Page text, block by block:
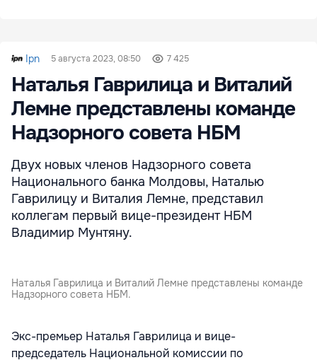
Ipn 5 августа 2023, 08:50 7 425
Наталья Гаврилица и Виталий
Лемне представлены команде
Надзорного совета НБМ
Двух новых членов Надзорного совета
Национального банка Молдовы, Наталью
Гаврилицу и Виталия Лемне, представил
коллегам первый вице-президент НБМ
Владимир Мунтяну.